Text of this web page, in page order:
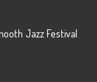
Jazz Festival